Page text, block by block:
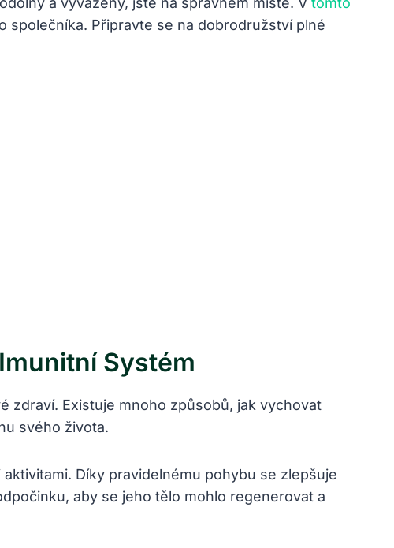
společníka. Připravte se na dobrodružství plné
Systém
zdraví. Existuje mnoho způsobů, jak vychovat
svého života.
Díky pravidelnému pohybu se zlepšuje
aby se jeho tělo mohlo regenerovat a